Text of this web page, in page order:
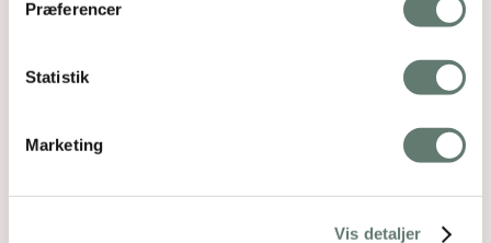
Præferencer
Statistik
Marketing
Vis detaljer